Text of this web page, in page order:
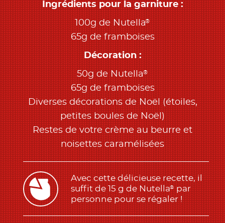
Ingrédients pour la garniture :
100g de Nutella®
65g de framboises
Décoration :
50g de Nutella®
65g de framboises
Diverses décorations de Noël (étoiles,
petites boules de Noël)
Restes de votre crème au beurre et
noisettes caramélisées
Avec cette délicieuse recette, il
suffit de 15 g de Nutella®par
personne pour se régaler !